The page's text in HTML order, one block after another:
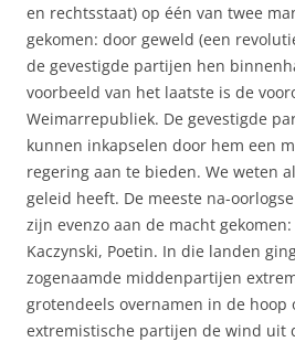
en rechtsstaat) op één van twee
gekomen: door geweld (een
de gevestigde partijen hen
voorbeeld van het laatste is de
Weimarrepubliek. De gevestigde
kunnen inkapselen door hem een
regering aan te bieden. We weten
geleid heeft. De meeste na-
zijn evenzo aan de macht
Kaczynski, Poetin. In die landen
zogenaamde middenpartijen
grotendeels overnamen in de hoop
extremistische partijen de wind uit